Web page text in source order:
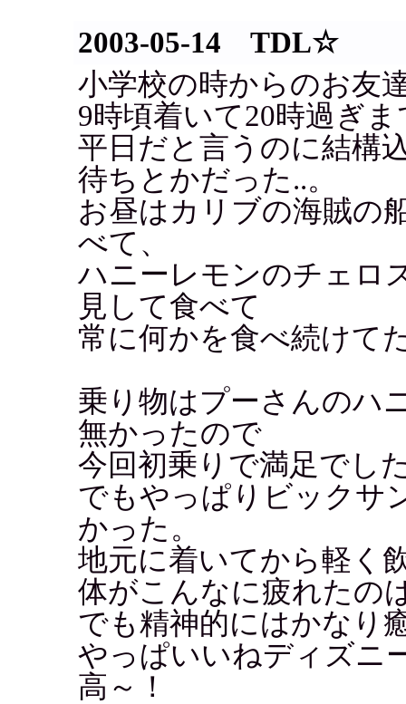
2003-05-14 TDL☆
小学校の時からのお友
9時頃着いて20時過ぎ
平日だと言うのに結構
待ちとかだった..。
お昼はカリブの海賊の
べて、
ハニーレモンのチェロ
見して食べて
常に何かを食べ続けて
乗り物はプーさんのハ
無かったので
今回初乗りで満足でし
でもやっぱりビックサ
かった。
地元に着いてから軽く
体がこんなに疲れたの
でも精神的にはかなり
やっぱいいねディズニ
高～！